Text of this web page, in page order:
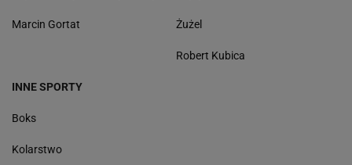
Marcin Gortat Żużel
Robert Kubica
INNE SPORTY
Boks
Kolarstwo